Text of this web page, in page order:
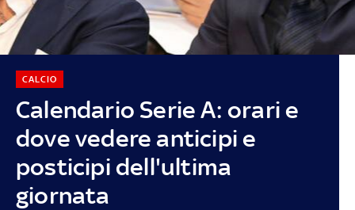
Calendario Serie A: orari e
dove vedere anticipi e
posticipi dell'ultima
giornata
CALCIO